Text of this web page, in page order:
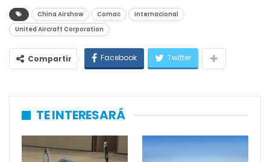
China Airshow Comac
Internacional
United Aircraft Corporation
Compartir Facebook Twitter
TE INTERESARÁ